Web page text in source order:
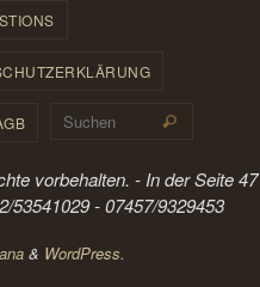
Suchen
vorbehalten. - In der Seite 47
53541029 - 07457/9329453
& WordPress.